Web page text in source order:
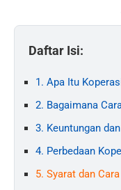
Daftar Isi:
1. Apa Itu
2. Bagaimana
3. Keuntungan
4. Perbedaan
5. Syarat dan